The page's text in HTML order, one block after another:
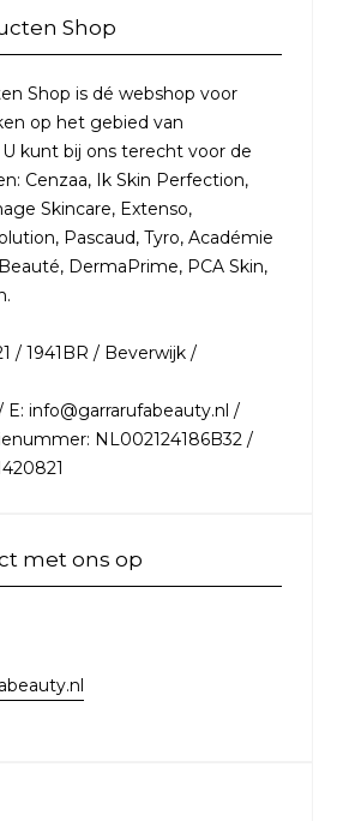
Shop
Shop is dé webshop voor
op het gebied van
kunt bij ons terecht voor de
Cenzaa, Ik Skin Perfection,
Skincare, Extenso,
Pascaud, Tyro, Académie
DermaPrime, PCA Skin,
/ 1941BR / Beverwijk /
E: info@garrarufabeauty.nl /
NL002124186B32 /
met ons op